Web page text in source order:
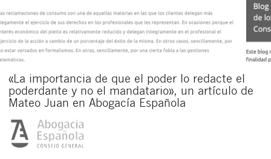
«La importancia de que el poder lo redacte el
poderdante y no el mandatario», un artículo de
Mateo Juan en Abogacía Española